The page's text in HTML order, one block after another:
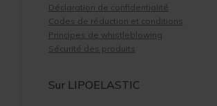
Déclaration de confidentialité
Codes de réduction et conditions
Principes de whistleblowing
Sécurité des produits
Sur LIPOELASTIC